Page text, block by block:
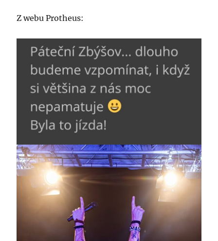
Z webu Protheus: